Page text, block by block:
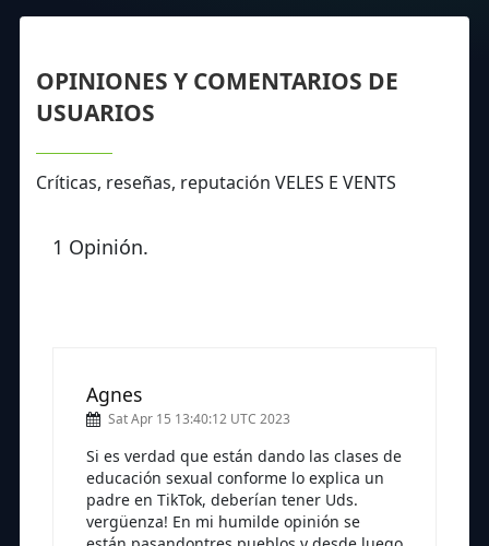
OPINIONES Y COMENTARIOS DE
USUARIOS
Críticas, reseñas, reputación VELES E VENTS
1 Opinión.
Agnes
Sat Apr 15 13:40:12 UTC 2023
Si es verdad que están dando las clases de
educación sexual conforme lo explica un
padre en TikTok, deberían tener Uds.
vergüenza! En mi humilde opinión se